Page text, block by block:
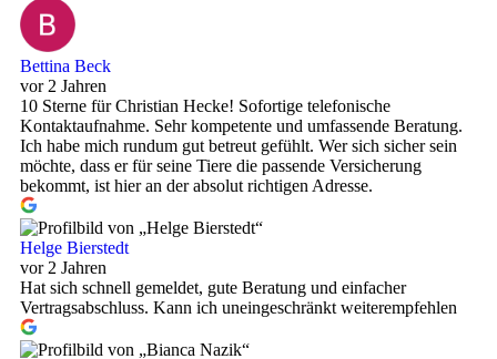
Bettina Beck
vor 2 Jahren
10 Sterne für Christian Hecke! Sofortige telefonische
Kontaktaufnahme. Sehr kompetente und umfassende Beratung.
Ich habe mich rundum gut betreut gefühlt. Wer sich sicher sein
möchte, dass er für seine Tiere die passende Versicherung
bekommt, ist hier an der absolut richtigen Adresse.
Helge Bierstedt
vor 2 Jahren
Hat sich schnell gemeldet, gute Beratung und einfacher
Vertragsabschluss. Kann ich uneingeschränkt weiterempfehlen